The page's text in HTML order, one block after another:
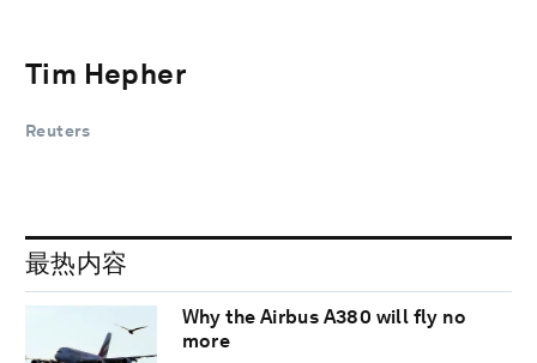
Tim Hepher
Reuters
最热内容
Why the Airbus A380 will fly no
more